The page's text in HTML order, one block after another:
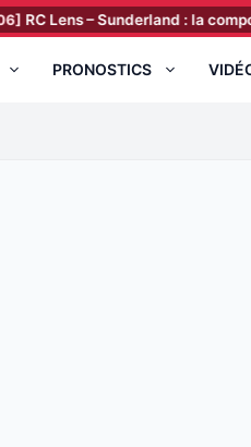
Lens – Sunderland : la compo
PRONOSTICS